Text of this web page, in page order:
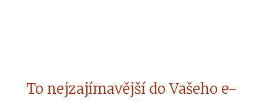
To nejzajímavější do Vašeho e-